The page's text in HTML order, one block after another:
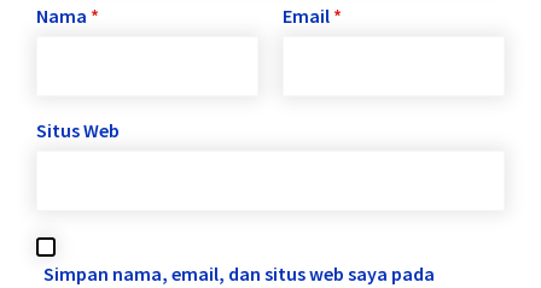
Nama * Email *
Situs Web
Simpan nama, email, dan situs web saya pada